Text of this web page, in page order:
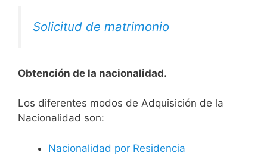
Solicitud de matrimonio
Obtención de la nacionalidad.
​​​Los diferentes modos de Adquisición de la
Nacionalidad son:
Nacionalidad por Residencia